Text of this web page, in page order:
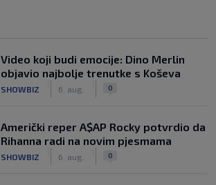
Video koji budi emocije: Dino Merlin
objavio najbolje trenutke s Koševa
SHOWBIZ 6. aug. 0
Američki reper A$AP Rocky potvrdio da
Rihanna radi na novim pjesmama
SHOWBIZ 6. aug. 0